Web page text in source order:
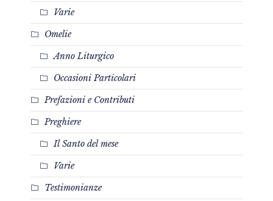
Varie
Omelie
Anno Liturgico
Occasioni Particolari
Prefazioni e Contributi
Preghiere
Il Santo del mese
Varie
Testimonianze